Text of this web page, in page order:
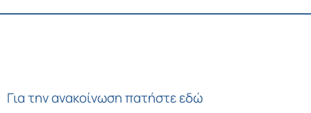
Για την ανακοίνωση πατήστε εδώ